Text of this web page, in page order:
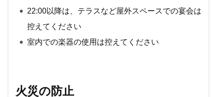
22:00以降は、テラスなど屋外スペースでの宴会は
控えてください
室内での楽器の使用は控えてください
火災の防止